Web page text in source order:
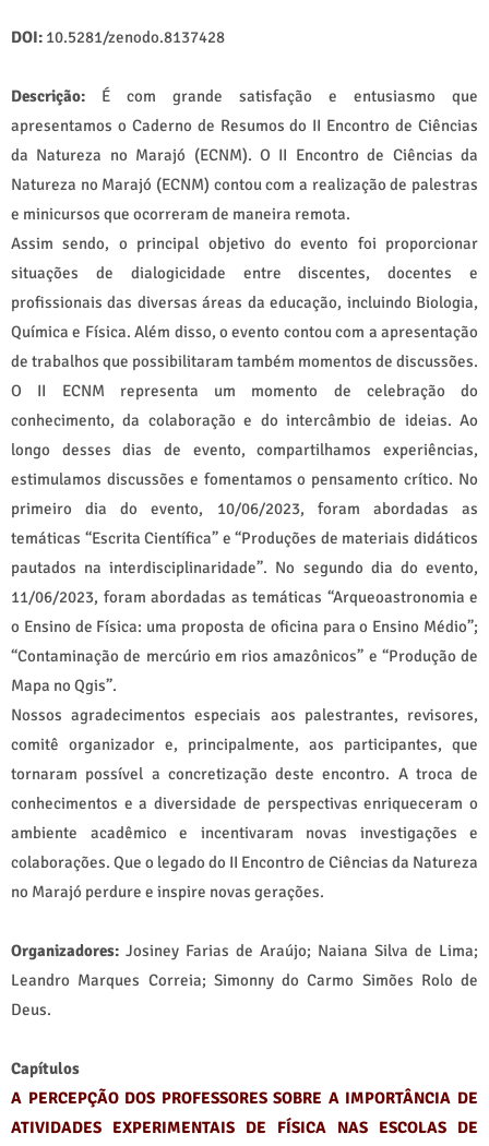
DOI: 10.5281/zenodo.8137428
Descrição: É com grande satisfação e entusiasmo que
apresentamos o Caderno de Resumos do II Encontro de Ciências
da Natureza no Marajó (ECNM). O II Encontro de Ciências da
Natureza no Marajó (ECNM) contou com a realização de palestras
e minicursos que ocorreram de maneira remota.
Assim sendo, o principal objetivo do evento foi proporcionar
situações de dialogicidade entre discentes, docentes e
profissionais das diversas áreas da educação, incluindo Biologia,
Química e Física. Além disso, o evento contou com a apresentação
de trabalhos que possibilitaram também momentos de discussões.
O II ECNM representa um momento de celebração do
conhecimento, da colaboração e do intercâmbio de ideias. Ao
longo desses dias de evento, compartilhamos experiências,
estimulamos discussões e fomentamos o pensamento crítico. No
primeiro dia do evento, 10/06/2023, foram abordadas as
temáticas “Escrita Científica” e “Produções de materiais didáticos
pautados na interdisciplinaridade”. No segundo dia do evento,
11/06/2023, foram abordadas as temáticas “Arqueoastronomia e
o Ensino de Física: uma proposta de oficina para o Ensino Médio”;
“Contaminação de mercúrio em rios amazônicos” e “Produção de
Mapa no Qgis”.
Nossos agradecimentos especiais aos palestrantes, revisores,
comitê organizador e, principalmente, aos participantes, que
tornaram possível a concretização deste encontro. A troca de
conhecimentos e a diversidade de perspectivas enriqueceram o
ambiente acadêmico e incentivaram novas investigações e
colaborações. Que o legado do II Encontro de Ciências da Natureza
no Marajó perdure e inspire novas gerações.
Organizadores: Josiney Farias de Araújo; Naiana Silva de Lima;
Leandro Marques Correia; Simonny do Carmo Simões Rolo de
Deus.
Capítulos
A PERCEPÇÃO DOS PROFESSORES SOBRE A IMPORTÂNCIA DE
ATIVIDADES EXPERIMENTAIS DE FÍSICA NAS ESCOLAS DE